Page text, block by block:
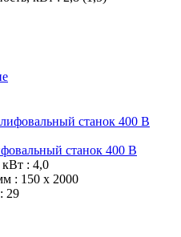
станок 400 В
кВт : 4,0
: 150 х 2000
: 29